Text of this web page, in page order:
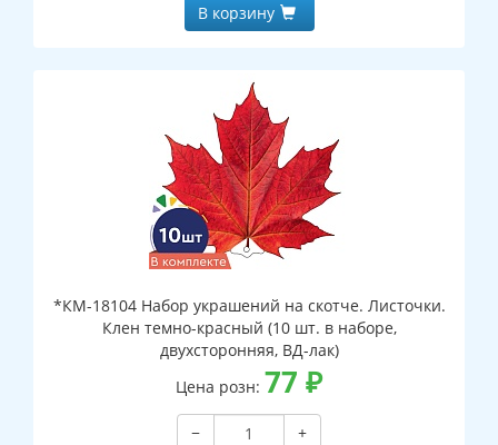
В корзину
*КМ-18104 Набор украшений на скотче. Листочки.
Клен темно-красный (10 шт. в наборе,
двухсторонняя, ВД-лак)
Цена розн: 77 ₽
−
+